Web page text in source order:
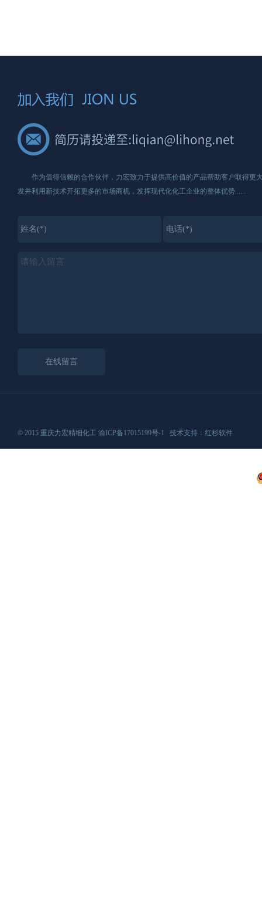
作为值得信赖的合作伙伴，力宏致力于提供高价值的产品帮助客户取得更
发并利用新技术开拓更多的市场商机，发挥现代化化工企业的整体优势......
© 2015 重庆力宏精细化工 渝ICP备17015199号-1 技术支持： 红杉软件